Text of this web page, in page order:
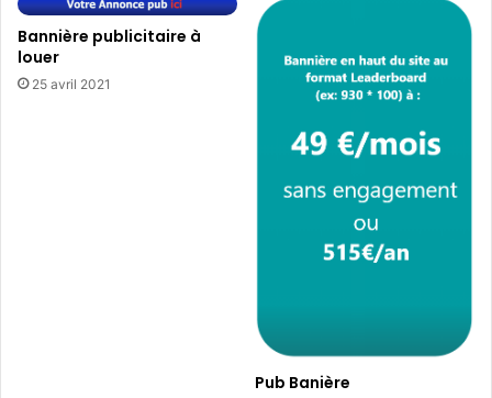
Bannière publicitaire à
louer
25 avril 2021
Pub Banière